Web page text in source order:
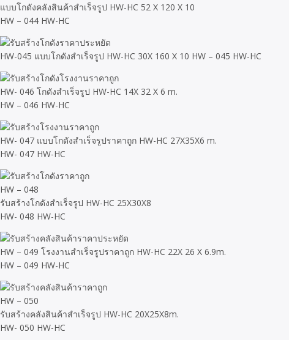
แบบโกดังคลังสินค้าสำเร็จรูป HW-HC 52 X 120 X 10
HW – 044 HW-HC
HW-045 แบบโกดังสำเร็จรูป HW-HC 30X 160 X 10 HW – 045 HW-HC
HW- 046 โกดังสำเร็จรูป HW-HC 14X 32 X 6 m.
HW – 046 HW-HC
HW- 047 แบบโกดังสำเร็จรูปราคาถูก HW-HC 27X35X6 m.
HW- 047 HW-HC
HW – 048
รับสร้างโกดังสำเร็จรูป HW-HC 25X30X8
HW- 048 HW-HC
HW – 049 โรงงานสำเร็จรูปราคาถูก HW-HC 22X 26 X 6.9m.
HW – 049 HW-HC
HW – 050
รับสร้างคลังสินค้าสำเร็จรูป HW-HC 20X25X8m.
HW- 050 HW-HC